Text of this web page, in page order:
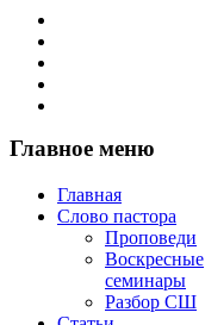
Главное меню
Главная
Слово пастора
Проповеди
Воскресные
семинары
Разбор СШ